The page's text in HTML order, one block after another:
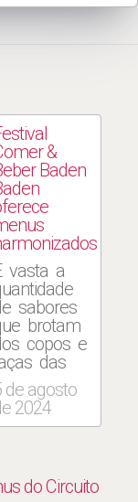
&
Baden
vasta a
sabores
brotam
copos e
das
com
de agosto
2024
do Circuito